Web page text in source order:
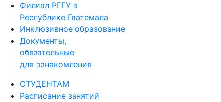
Филиал РГГУ в
Республике Гватемала
Инклюзивное образование
Документы,
обязательные
для ознакомления
СТУДЕНТАМ
Расписание занятий